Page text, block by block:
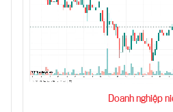
Doanh nghiệp